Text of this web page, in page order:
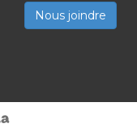
Nous joindre